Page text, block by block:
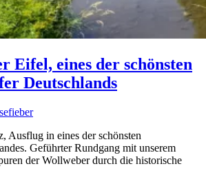
Eifel, eines der schönsten
Deutschlands
Ausflug in eines der schönsten
Geführter Rundgang mit unserem
der Wollweber durch die historische